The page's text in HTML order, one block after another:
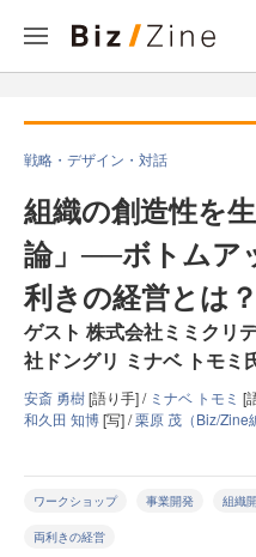
戦略・デザイン・対話
組織の創造性を
論」──ボトムア
利きの経営とは？
ゲスト 株式会社ミミクリ
社ドングリ ミナベ トモミ
安斎 勇樹[語り手] / ミナベ トモミ [
和久田 知博[写] /栗原 茂（Biz/Zine
ワークショップ 事業開発 組織
両利きの経営